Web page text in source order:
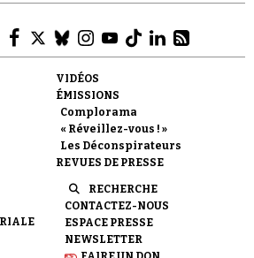
VIDÉOS
ÉMISSIONS
Complorama
« Réveillez-vous ! »
Les Déconspirateurs
REVUES DE PRESSE
RECHERCHE
CONTACTEZ-NOUS
ESPACE PRESSE
NEWSLETTER